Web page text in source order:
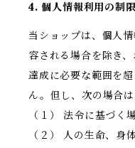
4. 個人情報利用の制限
当ショップは、個人
容される場合を除き
達成に必要な範囲を
ん。但し、次の場合
（１） 法令に基づく
（２） 人の生命、身